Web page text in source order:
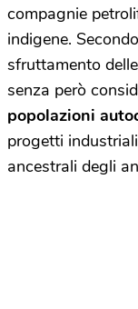
compagnie
indigene.
sfruttamento
senza però
popolazioni
progetti
ancestrali degli